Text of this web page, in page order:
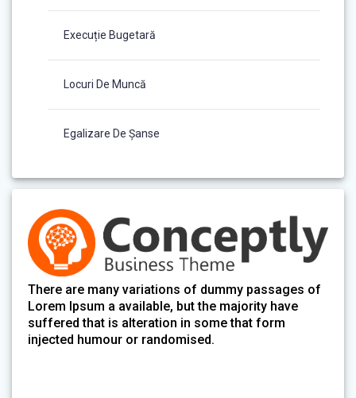
Execuție Bugetară
Locuri De Muncă
Egalizare De Șanse
There are many variations of dummy passages of
Lorem Ipsum a available, but the majority have
suffered that is alteration in some that form
injected humour or randomised.